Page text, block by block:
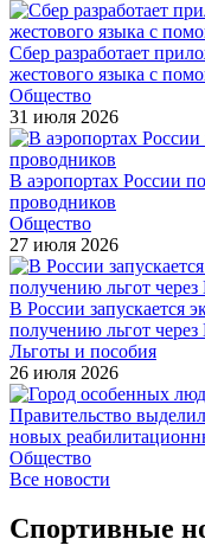
Сбер разработает
жестового языка с
Общество
31 июля 2026
В аэропортах России
проводников
Общество
27 июля 2026
В России запускается
получению льгот через
Льготы и пособия
26 июля 2026
Правительство
новых
Общество
Все новости
Спортивные